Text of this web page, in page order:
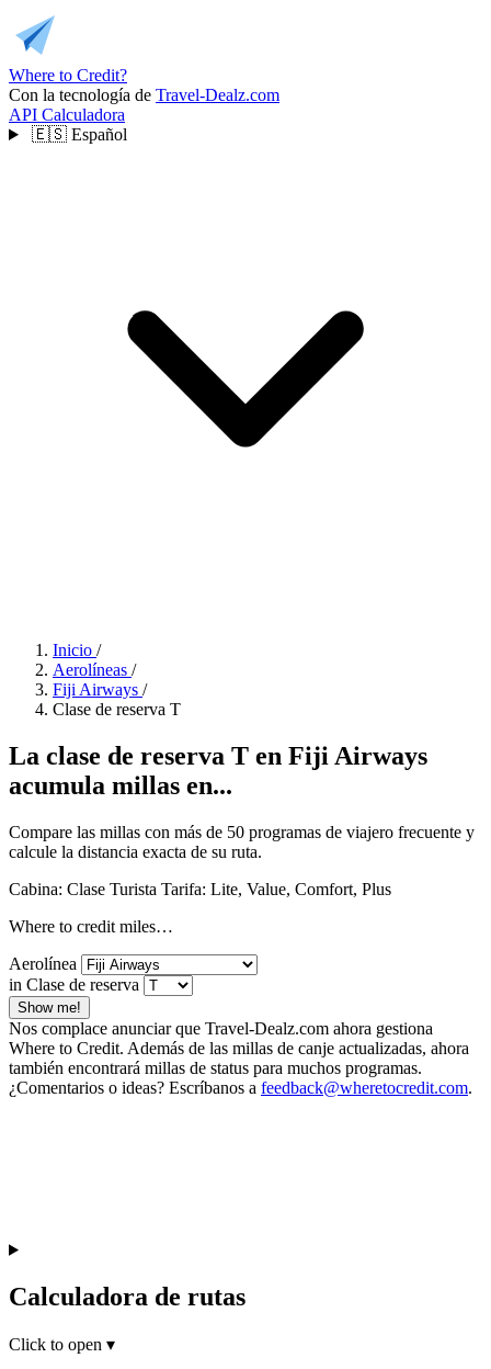
Where to Credit?
Con la tecnología de Travel-Dealz.com
API Calculadora
🇪🇸 Español
Inicio /
Aerolíneas /
Fiji Airways /
Clase de reserva T
La clase de reserva T en Fiji Airways
acumula millas en...
Compare las millas con más de 50 programas de viajero frecuente y
calcule la distancia exacta de su ruta.
Cabina: Clase Turista Tarifa: Lite, Value, Comfort, Plus
Where to credit miles…
Aerolínea
in Clase de reserva
Show me!
Nos complace anunciar que Travel-Dealz.com ahora gestiona
Where to Credit. Además de las millas de canje actualizadas, ahora
también encontrará millas de status para muchos programas.
¿Comentarios o ideas? Escríbanos a feedback@wheretocredit.com.
Calculadora de rutas
Click to open ▾